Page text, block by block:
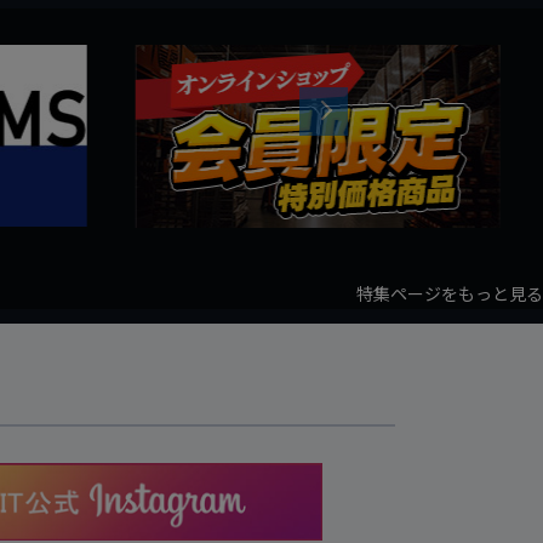
Next
特集ページをもっと見る